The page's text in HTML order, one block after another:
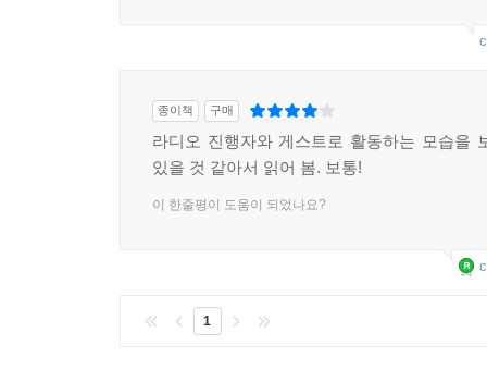
종이책 구매
라디오 진행자와 게스트로 활동하는 모습을
있을 것 같아서 읽어 봄. 보통!
이 한줄평이 도움이 되었나요?
1